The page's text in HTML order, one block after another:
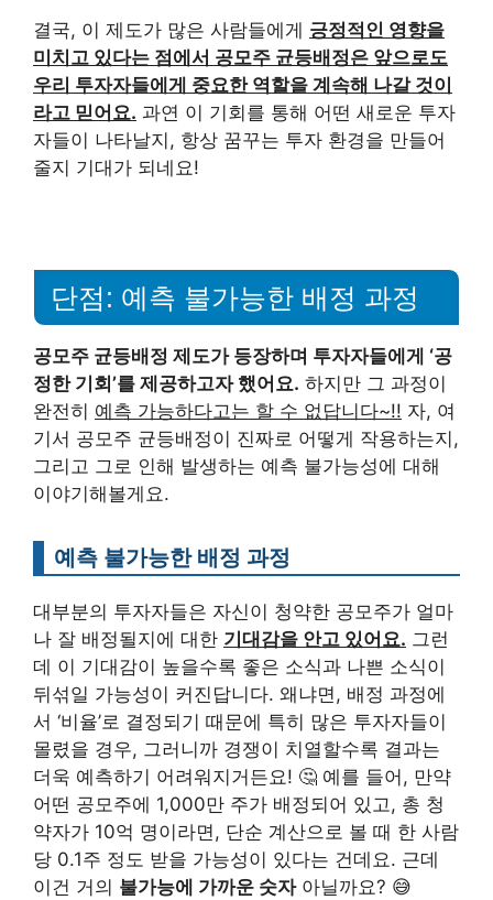
결국, 이 제도가 많은 사람들에게 긍정적인 영향을
미치고 있다는 점에서 공모주 균등배정은 앞으로도
우리 투자자들에게 중요한 역할을 계속해 나갈 것이
라고 믿어요. 과연 이 기회를 통해 어떤 새로운 투자
자들이 나타날지, 항상 꿈꾸는 투자 환경을 만들어
줄지 기대가 되네요!
단점: 예측 불가능한 배정 과정
공모주 균등배정 제도가 등장하며 투자자들에게 ‘공
정한 기회’를 제공하고자 했어요. 하지만 그 과정이
완전히 예측 가능하다고는 할 수 없답니다~!! 자, 여
기서 공모주 균등배정이 진짜로 어떻게 작용하는지,
그리고 그로 인해 발생하는 예측 불가능성에 대해
이야기해볼게요.
예측 불가능한 배정 과정
대부분의 투자자들은 자신이 청약한 공모주가 얼마
나 잘 배정될지에 대한 기대감을 안고 있어요. 그런
데 이 기대감이 높을수록 좋은 소식과 나쁜 소식이
뒤섞일 가능성이 커진답니다. 왜냐면, 배정 과정에
서 ‘비율’로 결정되기 때문에 특히 많은 투자자들이
몰렸을 경우, 그러니까 경쟁이 치열할수록 결과는
더욱 예측하기 어려워지거든요! 🤔 예를 들어, 만약
어떤 공모주에 1,000만 주가 배정되어 있고, 총 청
약자가 10억 명이라면, 단순 계산으로 볼 때 한 사람
당 0.1주 정도 받을 가능성이 있다는 건데요. 근데
이건 거의 불가능에 가까운 숫자아닐까요? 😅